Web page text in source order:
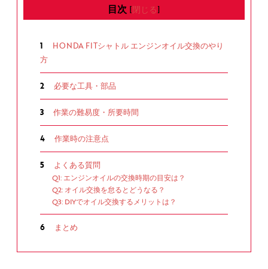
目次 [閉じる]
1
HONDA FITシャトル エンジンオイル交換のやり
方
2 必要な工具・部品
3 作業の難易度・所要時間
4 作業時の注意点
5 よくある質問
Q1: エンジンオイルの交換時期の目安は？
Q2: オイル交換を怠るとどうなる？
Q3: DIYでオイル交換するメリットは？
6 まとめ